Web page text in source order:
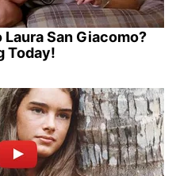
San Giacomo?
Today!